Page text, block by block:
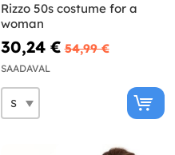
Rizzo 50s costume for a
woman
30,24 € 54,99 €
SAADAVAL